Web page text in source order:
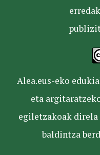
Alea.eus-eko
eta
egiletzakoak
baldintza